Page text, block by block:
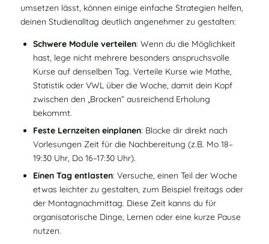
umsetzen lässt, können einige einfache Strategien helfen,
deinen Studienalltag deutlich angenehmer zu gestalten:
Schwere Module verteilen: Wenn du die Möglichkeit
hast, lege nicht mehrere besonders anspruchsvolle
Kurse auf denselben Tag. Verteile Kurse wie Mathe,
Statistik oder VWL über die Woche, damit dein Kopf
zwischen den „Brocken“ ausreichend Erholung
bekommt.
Feste Lernzeiten einplanen: Blocke dir direkt nach
Vorlesungen Zeit für die Nachbereitung (z.B. Mo 18–
19:30 Uhr, Do 16–17:30 Uhr).
Einen Tag entlasten: Versuche, einen Teil der Woche
etwas leichter zu gestalten, zum Beispiel freitags oder
der Montagnachmittag. Diese Zeit kanns du für
organisatorische Dinge, Lernen oder eine kurze Pause
nutzen.